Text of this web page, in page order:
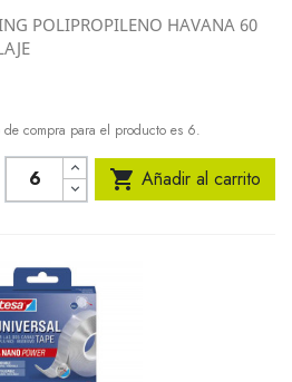
POLIPROPILENO HAVANA 60
compra para el producto es 6.
 Añadir al carrito